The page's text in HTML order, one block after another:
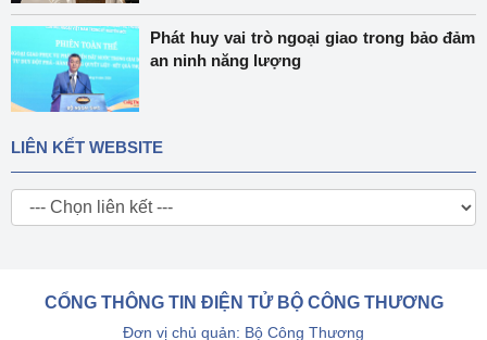
Phát huy vai trò ngoại giao trong bảo đảm
an ninh năng lượng
LIÊN KẾT WEBSITE
CỔNG THÔNG TIN ĐIỆN TỬ BỘ CÔNG THƯƠNG
Đơn vị chủ quản: Bộ Công Thương